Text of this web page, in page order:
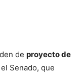
de proyecto de
Senado, que